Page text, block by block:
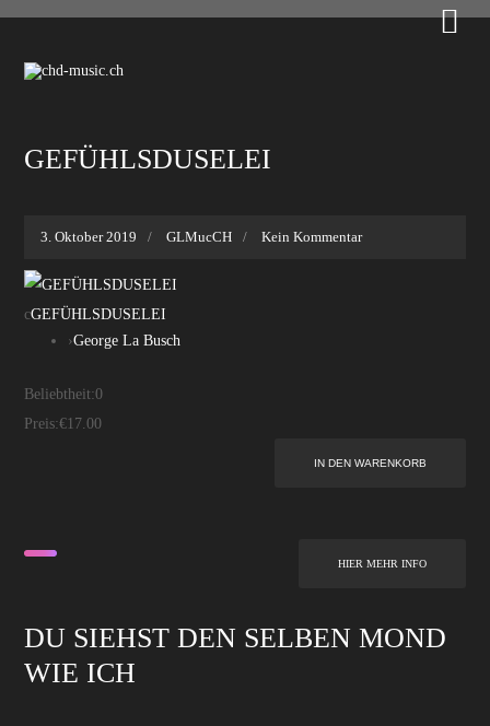

GEFÜHLSDUSELEI
3. Oktober 2019 GLMucCH Kein Kommentar
cGEFÜHLSDUSELEI
›George La Busch
Beliebtheit:0
Preis:€17.00
HIER MEHR INFO
DU SIEHST DEN SELBEN MOND
WIE ICH